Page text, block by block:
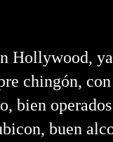
Hollywood,
chingón,
bien
buen